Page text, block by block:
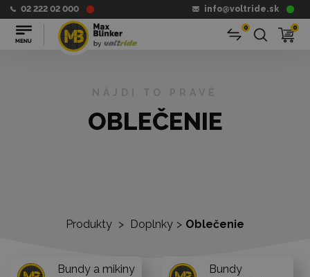
02 222 02 000 info@voltride.sk
0 0
Produkty > Doplnky > Oblečenie
OBLEČENIE
Bundy a mikiny
Bundy